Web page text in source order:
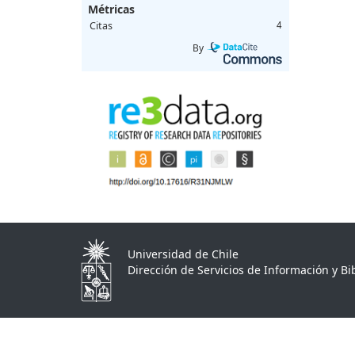
Métricas
Citas 4
By
Universidad de Chile
Dirección de Servicios de Información y